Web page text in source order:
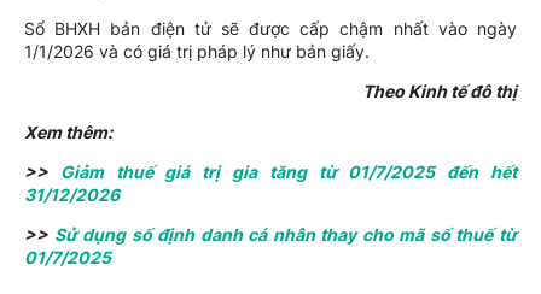
Sổ BHXH bản điện tử sẽ được cấp chậm nhất vào ngày
1/1/2026 và có giá trị pháp lý như bản giấy.
Theo Kinh tế đô thị
Xem thêm:
>> Giảm thuế giá trị gia tăng từ 01/7/2025 đến hết
31/12/2026
>> Sử dụng số định danh cá nhân thay cho mã số thuế từ
01/7/2025